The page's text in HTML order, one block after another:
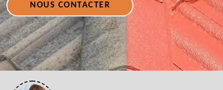
NOUS CONTACTER